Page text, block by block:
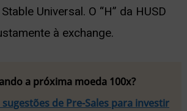
Universal. O “H” da HUSD
à exchange.
a próxima moeda 100x?
de Pre-Sales para investir